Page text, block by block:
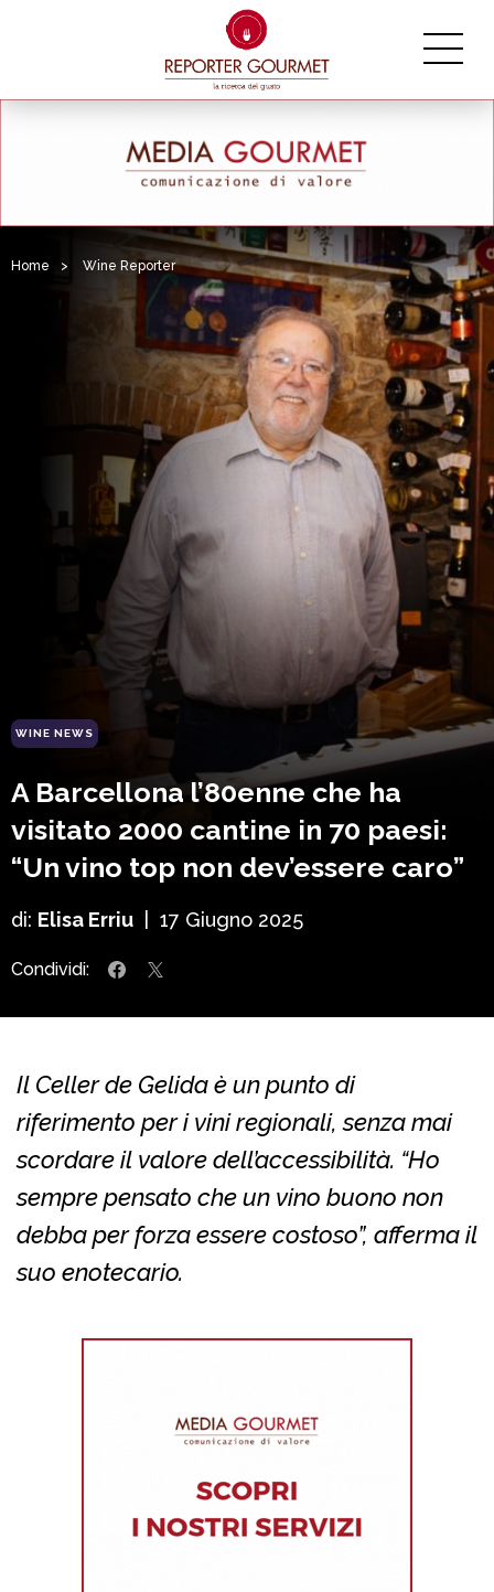
Home > Wine Reporter
WINE NEWS
A Barcellona l’80enne che ha
visitato 2000 cantine in 70 paesi:
“Un vino top non dev’essere caro”
di: Elisa Erriu 17 Giugno 2025
Condividi:
Il Celler de Gelida è un punto di
riferimento per i vini regionali, senza mai
scordare il valore dell’accessibilità. “Ho
sempre pensato che un vino buono non
debba per forza essere costoso”, afferma il
suo enotecario.